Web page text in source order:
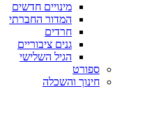
מינויים חדשים
המדור החברתי
חרדים
גנים ציבוריים
הגיל השלישי
ספורט
חינוך והשכלה